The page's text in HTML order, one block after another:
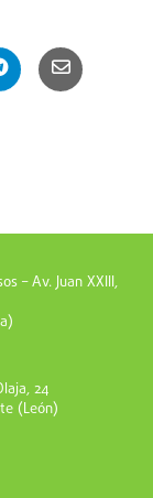
– Av. Juan XXIII,
24
(León)